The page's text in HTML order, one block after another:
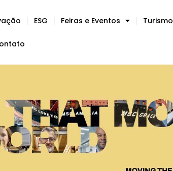
ESG Feiras e Eventos Turismo